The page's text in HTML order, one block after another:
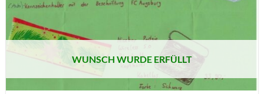
WUNSCH WURDE ERFÜLLT